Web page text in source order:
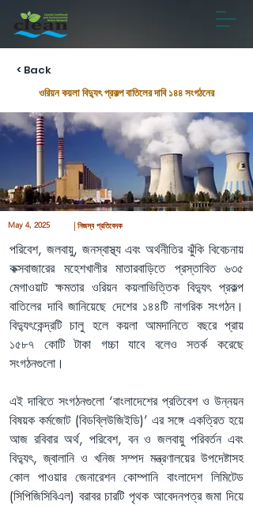
< Back
ওরিয়ন কয়লা বিদ্যুৎ প্রকল্প বাতিলের দাবি ১৪৪ সংগঠনের
| নিজস্ব প্রতিবেদক
পরিবেশ, জলবায়ু, জনস্বাস্থ্য এবং অর্থনীতির ঝুঁকি বিবেচনায়
কক্সবাজারের মহেশখালীর মাতারবাড়িতে প্রস্তাবিত ৬৩৫
মেগাওয়াট ক্ষমতার ওরিয়ন কয়লাভিত্তিক বিদ্যুৎ প্রকল্প
বাতিলের দাবি জানিয়েছে দেশের ১৪৪টি নাগরিক সংগঠন।
বিদ্যুৎকেন্দ্রটি চালু হলে কয়লা আমদানিতে বছরে প্রায়
১৫৮৭ কোটি টাকা গচ্চা যাবে বলেও সতর্ক করেছে
সংগঠনগুলো।
এই দাবিতে সংগঠনগুলো ‘বাংলাদেশের প্রতিবেশ ও উন্নয়ন
বিষয়ক কর্মজোট (বিডব্লিউজিইডি)’ এর সঙ্গে একত্রিত হয়ে
আজ রবিবার অর্থ, পরিবেশ, বন ও জলবায়ু পরিবর্তন এবং
বিদ্যুৎ, জ্বালানি ও খনিজ সম্পদ মন্ত্রণালয়ের উপদেষ্টাসহ
কোল পাওয়ার জেনারেশন কোম্পানি বাংলাদেশ লিমিটেড
(সিপিজিসিবিএল) বরাবর চারটি পৃথক আবেদনপত্র জমা দিয়ে
May 4, 2025